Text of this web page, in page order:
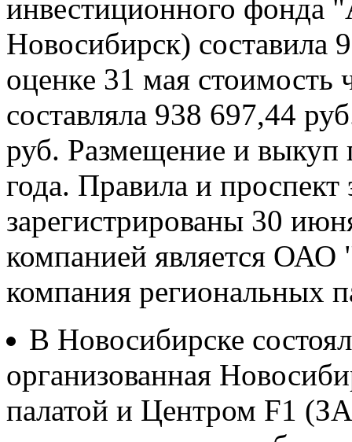
инвестиционного фонда
Новосибирск) составила
оценке 31 мая стоимость
составляла 938 697,44
руб. Размещение и
года. Правила и
зарегистрированы 30
компанией является
компания региональных
В Новосибирске
организованная
палатой и Центром F1